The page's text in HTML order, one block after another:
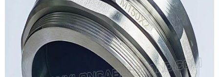
प्रस्तुत